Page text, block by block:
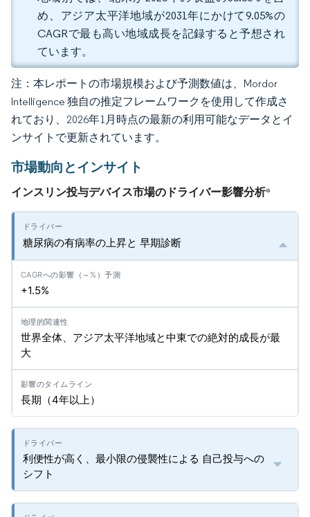
め、アジア太平洋地域が2031年にかけて9.05%の
CAGRで最も高い地域成長を記録すると予想され
ています。
注：本レポートの市場規模および予測数値は、Mordor
Intelligence 独自の推定フレームワークを使用して作成さ
れており、2026年1月時点の最新の利用可能なデータとイ
ンサイトで更新されています。
市場動向とインサイト
インスリン投与デバイス市場のドライバー影響分析*
糖尿病の有病率の上昇と 早期診断
+1.5%
世界全体、アジア太平洋地域と中東での絶対的成長が最
大
長期（4年以上）
利便性が高く、最小限の侵襲性による 自己投与への
シフト